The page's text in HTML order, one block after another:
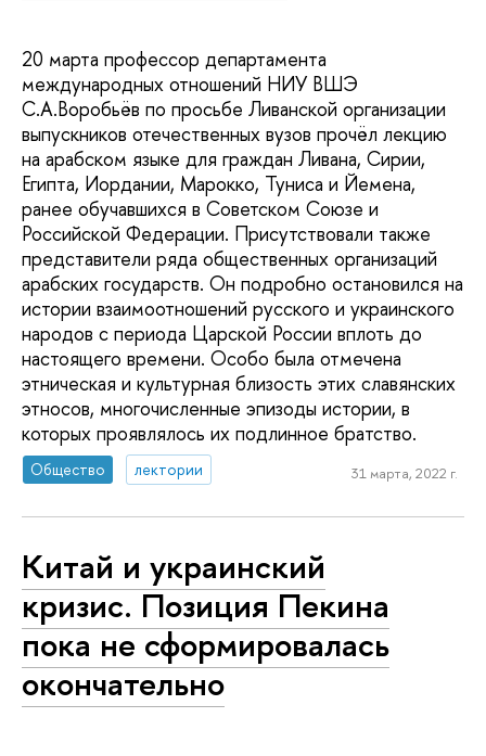
20 марта профессор департамента
международных отношений НИУ ВШЭ
С.А.Воробьёв по просьбе Ливанской организации
выпускников отечественных вузов прочёл лекцию
на арабском языке для граждан Ливана, Сирии,
Египта, Иордании, Марокко, Туниса и Йемена,
ранее обучавшихся в Советском Союзе и
Российской Федерации. Присутствовали также
представители ряда общественных организаций
арабских государств. Он подробно остановился на
истории взаимоотношений русского и украинского
народов с периода Царской России вплоть до
настоящего времени. Особо была отмечена
этническая и культурная близость этих славянских
этносов, многочисленные эпизоды истории, в
которых проявлялось их подлинное братство.
Общество лектории 31 марта, 2022 г.
Китай и украинский
кризис. Позиция Пекина
пока не сформировалась
окончательно